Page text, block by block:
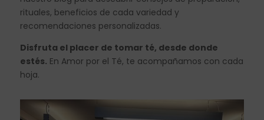
rituales, beneficios de cada variedad y
recomendaciones personalizadas.
Disfruta el placer de tomar té, desde donde
estés. En Amor por el Té, te acompañamos con cada
hoja.